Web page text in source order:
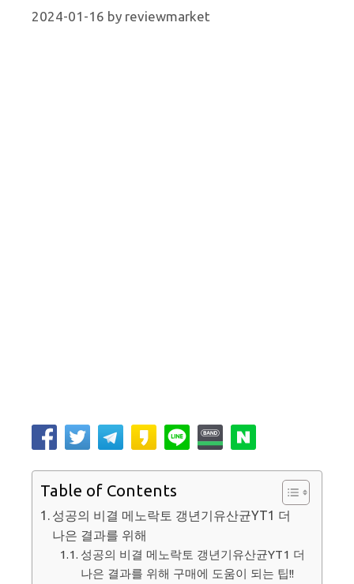
2024-01-16 by reviewmarket
Table of Contents
성공의 비결 메노락토 갱년기유산균YT1 더
나은 결과를 위해
성공의 비결 메노락토 갱년기유산균YT1 더
나은 결과를 위해 구매에 도움이 되는 팁!!